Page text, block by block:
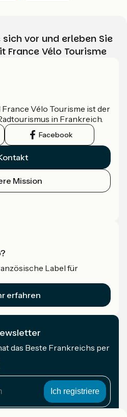
sich vor und erleben Sie
France Vélo Tourisme
France Vélo Tourisme ist der
in Frankreich.
Facebook
Mission
Label für
erfahren
das Beste Frankreichs per